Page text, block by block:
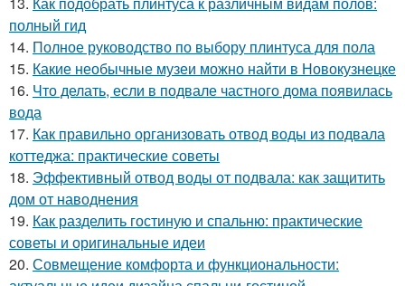
полный гид
14. Полное руководство по выбору плинтуса для пола
15. Какие необычные музеи можно найти в Новокузнецке
16. Что делать, если в подвале частного дома появилась
вода
17. Как правильно организовать отвод воды из подвала
коттеджа: практические советы
18. Эффективный отвод воды от подвала: как защитить
дом от наводнения
19. Как разделить гостиную и спальню: практические
советы и оригинальные идеи
20. Совмещение комфорта и функциональности: